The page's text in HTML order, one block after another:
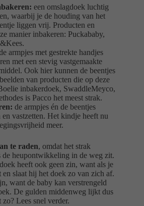
een omslagdoek luchtig
waarbij je de houding van het
liggen vrij. Producten en
manier inbakeren: Puckababy,
armpjes met gestrekte handjes
met een stevig vastgemaakte
Ook hier kunnen de beentjes
van producten die op deze
inbakerdoek, SwaddleMeyco,
is Pacco het meest strak.
de armpjes én de beentjes
vastzetten. Het kindje heeft nu
meer.
te raden, omdat het strak
de heupontwikkeling in de weg zit.
heeft ook geen zin, want als je
slaat hij het doek zo van zich af.
want de baby kan verstrengeld
De gulden middenweg lijkt dus
Lees snel verder.